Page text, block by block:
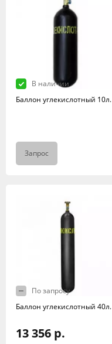
В наличии
Баллон углекислотный 10л.
Запрос
По запросу
Баллон углекислотный 40л.
13 356 р.